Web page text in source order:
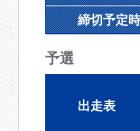
締切予定
予選
出走表